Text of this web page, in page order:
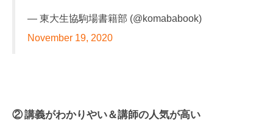
— 東大生協駒場書籍部 (@komababook)
November 19, 2020
② 講義がわかりやい＆講師の人気が高い